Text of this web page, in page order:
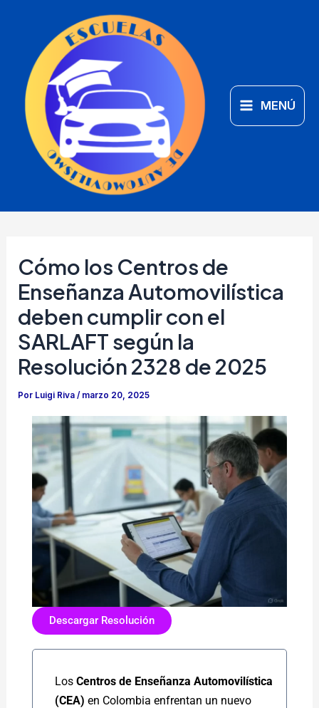
contenido
MENÚ
Cómo los Centros de
Enseñanza Automovilística
deben cumplir con el
SARLAFT según la
Resolución 2328 de 2025
Por Luigi Riva/ marzo 20, 2025
Descargar Resolución
LosCentros de Enseñanza Automovilística
(CEA) en Colombia enfrentan un nuevo